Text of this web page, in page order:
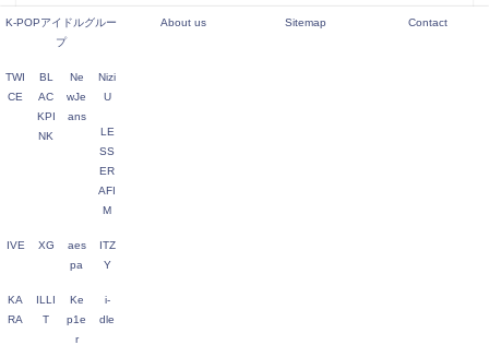
4
元LE SSERAFIM キム・ガラム
5
K-POPアイドルグループ
K-POPアイドルグルー
プ
TWI
CE
BL
AC
KPI
NK
Ne
wJe
ans
Nizi
U
LE
SS
ER
AFI
M
IVE XG
aes
pa
ITZ
Y
KA
RA
ILLI
T
Ke
p1e
r
i-
dle
About us Sitemap Contact